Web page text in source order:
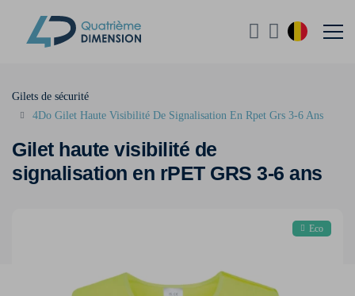
Gilet haute visibilité de
signalisation en rPET GRS 3-6 ans
Gilets de sécurité
4Do Gilet Haute Visibilité De Signalisation En Rpet Grs 3-6 Ans
Eco